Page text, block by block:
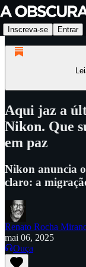
Inscreva-se Entrar
Aqui jaz a
Nikon. Que
em paz
Nikon anuncia
claro: a
Renato Rocha
mai 06, 2025
Ouça